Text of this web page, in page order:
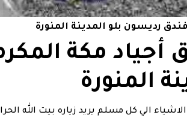
رديسون بلو المدينة المنورة
أجياد مكة
المنورة
الي كل مسلم يريد زياره بيت الله